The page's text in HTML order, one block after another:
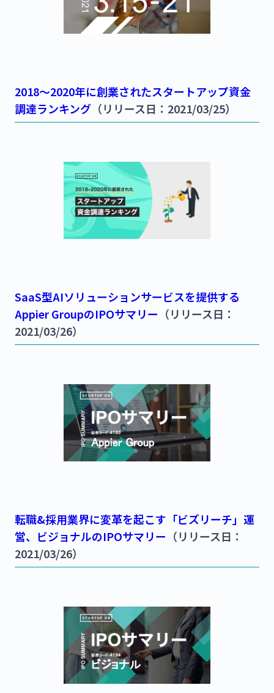
2018〜2020年に創業されたスタートアップ資金
調達ランキング （リリース日：2021/03/25）
SaaS型AIソリューションサービスを提供する
Appier GroupのIPOサマリー （リリース日：
2021/03/26）
転職&採用業界に変革を起こす「ビズリーチ」運
営、ビジョナルのIPOサマリー （リリース日：
2021/03/26）